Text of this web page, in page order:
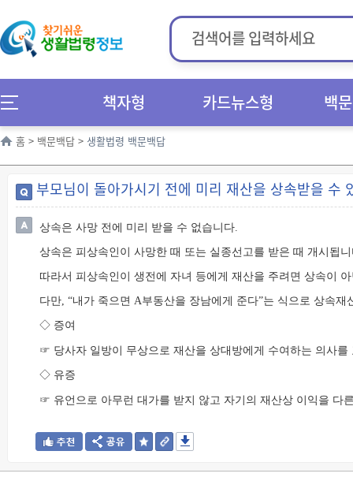
책자형 카드뉴스형 백
홈 > 백문백답 > 생활법령 백문백답
부모님이 돌아가시기 전에 미리 재산을 상속받을 수
상속은 사망 전에 미리 받을 수 없습니다.
상속은 피상속인이 사망한 때 또는 실종선고를 받은 때 개시됩
따라서 피상속인이 생전에 자녀 등에게 재산을 주려면 상속이
다만, “내가 죽으면 A부동산을 장남에게 준다”는 식으로 상속
◇ 증여
☞ 당사자 일방이 무상으로 재산을 상대방에게 수여하는 의사
◇ 유증
☞ 유언으로 아무런 대가를 받지 않고 자기의 재산상 이익을 다